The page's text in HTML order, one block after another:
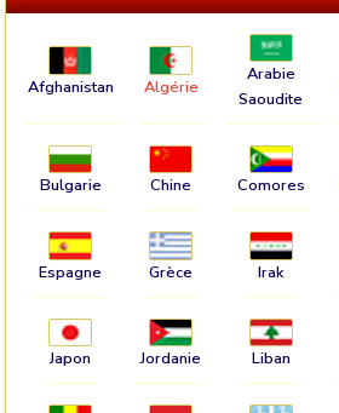
Afghanistan Algérie
Arabie
Saoudite
Bulgarie Chine Comores
Espagne Grèce Irak
Japon Jordanie Liban